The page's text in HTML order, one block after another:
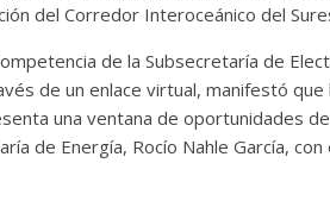
del Corredor Interoceánico del
de la Subsecretaría de
de un enlace virtual, manifestó que
una ventana de oportunidades
de Energía, Rocío Nahle García,